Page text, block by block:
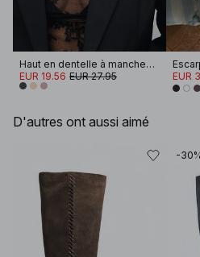
Haut en dentelle à manches longues
EUR 19.56 EUR 27.95
EUR
D'autres ont aussi aimé
-